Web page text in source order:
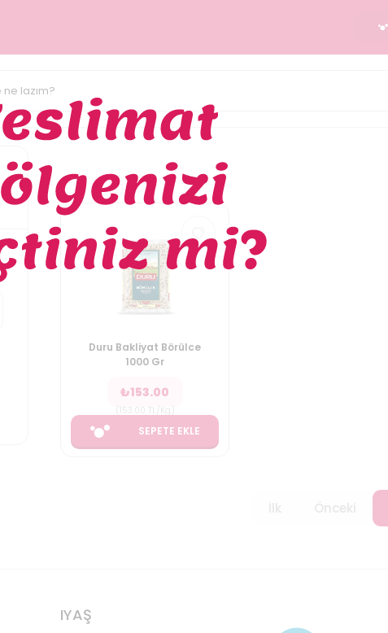
Duru Bakliyat Börülce
1000 Gr
₺153.00
SEPETE EKLE
IYAŞ